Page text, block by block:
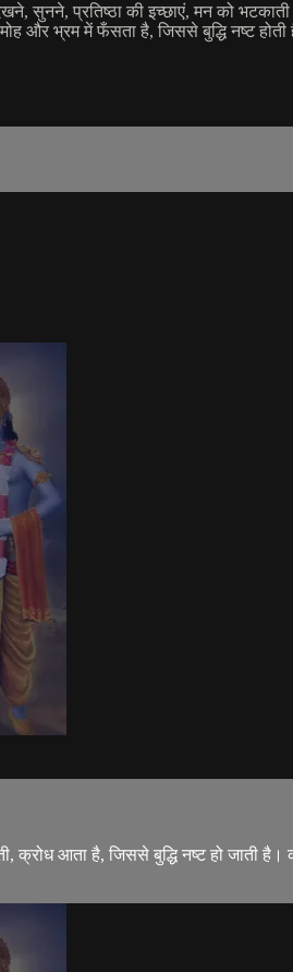
प्रतिष्ठा की इच्छाएं, मन को भटकाती
और भ्रम में फँसता है, जिससे बुद्धि नष्ट
आता है, जिससे बुद्धि नष्ट हो जाती